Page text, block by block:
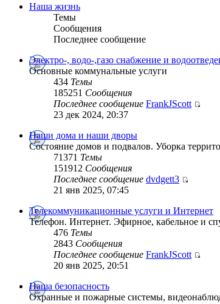
Наша жизнь
Темы
Сообщения
Последнее сообщение
Электро-, водо-,газо снабжение и
Основные коммунальные услуги
434 Темы
185251 Сообщения
Последнее сообщение FrankJScott
23 дек 2024, 20:37
Наши дома и наши дворы
Состояние домов и подвалов. Уборка
71371 Темы
151912 Сообщения
Последнее сообщение dvdgett3
21 янв 2025, 07:45
Телекоммуникационные услуги и Интернет
Телефон. Интернет. Эфирное, кабельное и
476 Темы
2843 Сообщения
Последнее сообщение FrankJScott
20 янв 2025, 20:51
Наша безопасность
Охранные и пожарные системы,